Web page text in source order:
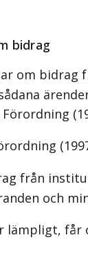
bidrag
om bidrag
från
och
får